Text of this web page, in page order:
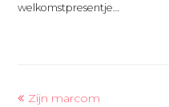
welkomstpresentje…
previous
Zijn marcom